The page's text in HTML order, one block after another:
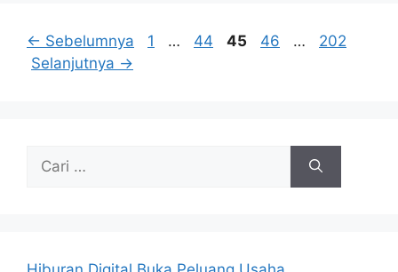
← Sebelumnya Halaman
1 … Halaman
44 Halaman
45 Halaman
46 … Halaman
202
Selanjutnya →
untuk: